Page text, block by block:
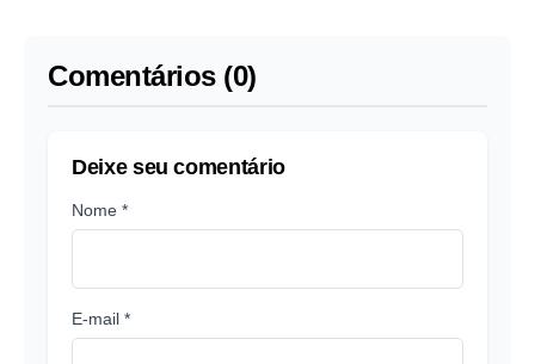
Comentários (0)
Deixe seu comentário
Nome *
E-mail *